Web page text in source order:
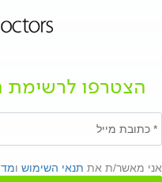
הצטרפו לרשימת
אני מאשר/ת את תנאי השימוש ו